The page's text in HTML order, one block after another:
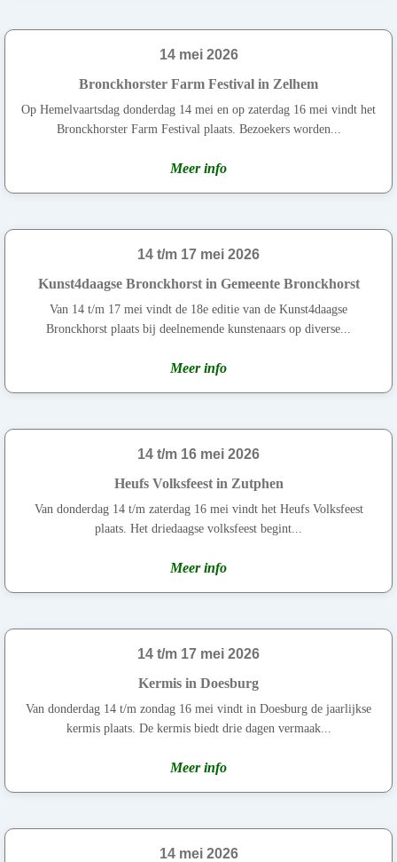
14 mei 2026
Bronckhorster Farm Festival in Zelhem
Op Hemelvaartsdag donderdag 14 mei en op zaterdag 16 mei vindt het
Bronckhorster Farm Festival plaats. Bezoekers worden...
Meer info
14 t/m 17 mei 2026
Kunst4daagse Bronckhorst in Gemeente Bronckhorst
Van 14 t/m 17 mei vindt de 18e editie van de Kunst4daagse
Bronckhorst plaats bij deelnemende kunstenaars op diverse...
Meer info
14 t/m 16 mei 2026
Heufs Volksfeest in Zutphen
Van donderdag 14 t/m zaterdag 16 mei vindt het Heufs Volksfeest
plaats. Het driedaagse volksfeest begint...
Meer info
14 t/m 17 mei 2026
Kermis in Doesburg
Van donderdag 14 t/m zondag 16 mei vindt in Doesburg de jaarlijkse
kermis plaats. De kermis biedt drie dagen vermaak...
Meer info
14 mei 2026